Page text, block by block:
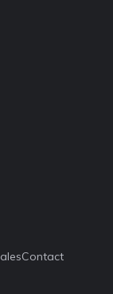
Contact